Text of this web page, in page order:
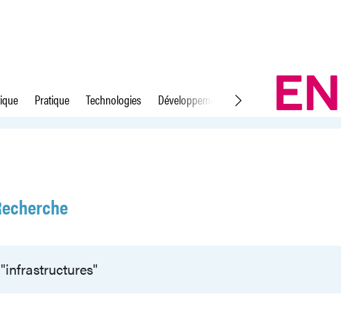
Pratique Technologies Développement durable Droit du travail